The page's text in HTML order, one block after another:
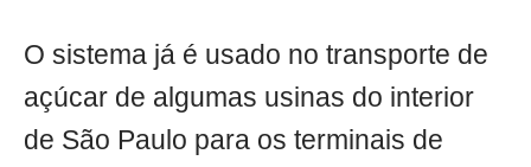
O sistema já é usado no transporte de
açúcar de algumas usinas do interior
de São Paulo para os terminais de